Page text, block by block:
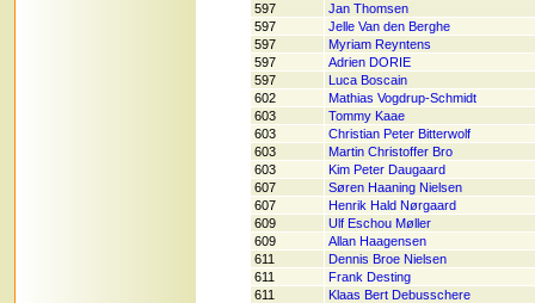
597
Jan Thomsen
597
Jelle Van den Berghe
597
Myriam Reyntens
597
Adrien DORIE
597
Luca Boscain
602
Mathias Vogdrup-Schmidt
603
Tommy Kaae
603
Christian Peter Bitterwolf
603
Martin Christoffer Bro
603
Kim Peter Daugaard
607
Søren Haaning Nielsen
607
Henrik Hald Nørgaard
609
Ulf Eschou Møller
609
Allan Haagensen
611
Dennis Broe Nielsen
611
Frank Desting
611
Klaas Bert Debusschere